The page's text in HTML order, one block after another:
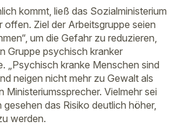
kommt, ließ das Sozialministerium
Ziel der Arbeitsgruppe seien
um die Gefahr zu reduzieren,
Gruppe psychisch kranker
„Psychisch kranke Menschen sind
neigen nicht mehr zu Gewalt als
Ministeriumssprecher. Vielmehr sei
das Risiko deutlich höher,
werden.